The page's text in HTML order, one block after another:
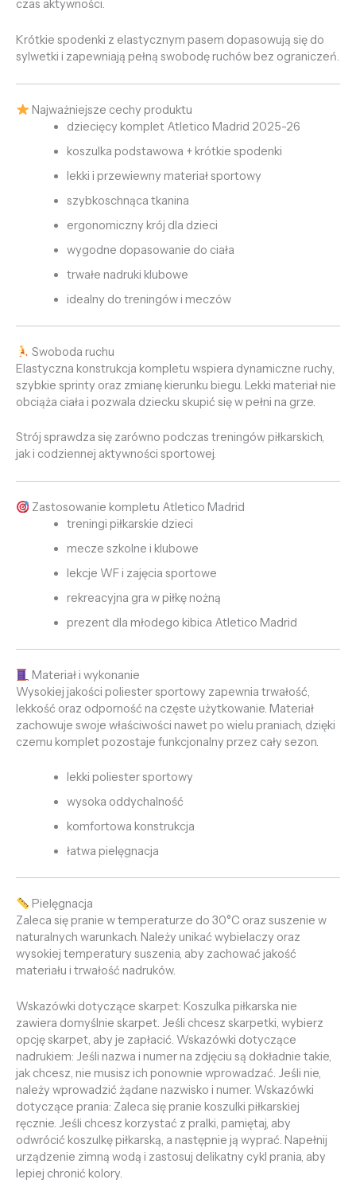
czas aktywności.
Krótkie spodenki z elastycznym pasem dopasowują się do
sylwetki i zapewniają pełną swobodę ruchów bez ograniczeń.
Najważniejsze cechy produktu
dziecięcy komplet Atletico Madrid 2025-26
koszulka podstawowa + krótkie spodenki
lekki i przewiewny materiał sportowy
szybkoschnąca tkanina
ergonomiczny krój dla dzieci
wygodne dopasowanie do ciała
trwałe nadruki klubowe
idealny do treningów i meczów
Swoboda ruchu
Elastyczna konstrukcja kompletu wspiera dynamiczne ruchy,
szybkie sprinty oraz zmianę kierunku biegu. Lekki materiał nie
obciąża ciała i pozwala dziecku skupić się w pełni na grze.
Strój sprawdza się zarówno podczas treningów piłkarskich,
jak i codziennej aktywności sportowej.
Zastosowanie kompletu Atletico Madrid
treningi piłkarskie dzieci
mecze szkolne i klubowe
lekcje WF i zajęcia sportowe
rekreacyjna gra w piłkę nożną
prezent dla młodego kibica Atletico Madrid
Materiał i wykonanie
Wysokiej jakości poliester sportowy zapewnia trwałość,
lekkość oraz odporność na częste użytkowanie. Materiał
zachowuje swoje właściwości nawet po wielu praniach, dzięki
czemu komplet pozostaje funkcjonalny przez cały sezon.
lekki poliester sportowy
wysoka oddychalność
komfortowa konstrukcja
łatwa pielęgnacja
Pielęgnacja
Zaleca się pranie w temperaturze do 30°C oraz suszenie w
naturalnych warunkach. Należy unikać wybielaczy oraz
wysokiej temperatury suszenia, aby zachować jakość
materiału i trwałość nadruków.
Wskazówki dotyczące skarpet: Koszulka piłkarska nie
zawiera domyślnie skarpet. Jeśli chcesz skarpetki, wybierz
opcję skarpet, aby je zapłacić. Wskazówki dotyczące
nadrukiem: Jeśli nazwa i numer na zdjęciu są dokładnie takie,
jak chcesz, nie musisz ich ponownie wprowadzać. Jeśli nie,
należy wprowadzić żądane nazwisko i numer. Wskazówki
dotyczące prania: Zaleca się pranie koszulki piłkarskiej
ręcznie. Jeśli chcesz korzystać z pralki, pamiętaj, aby
odwrócić koszulkę piłkarską, a następnie ją wyprać. Napełnij
urządzenie zimną wodą i zastosuj delikatny cykl prania, aby
lepiej chronić kolory.